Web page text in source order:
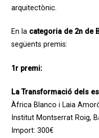
arquitectònic.
En la categoria de 2n de
següents premis:
1r premi:
La Transformació dels
Àfrica Blanco i Laia
Institut Montserrat Roig,
Import: 300€